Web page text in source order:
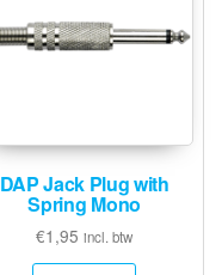
DAP Jack Plug with
Spring Mono
€1,95 incl. btw